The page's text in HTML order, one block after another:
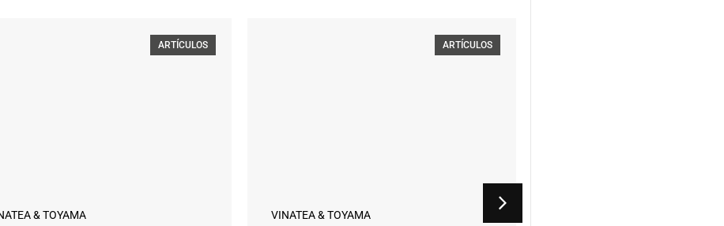
ARTÍCULOS
& TOYAMA
ARTÍCULOS
VINATEA & TOYAMA